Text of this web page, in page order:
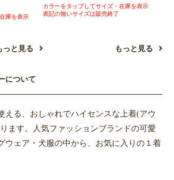
庫を表示
っと見る
カラーをタップしてサイズ・在庫を表示
表記の無いサイズは販売終了
もっと見る
について
える、おしゃれでハイセンスな上着(アウ
ます。人気ファッションブランドの可愛
ウェア・犬服の中から、お気に入りの１着